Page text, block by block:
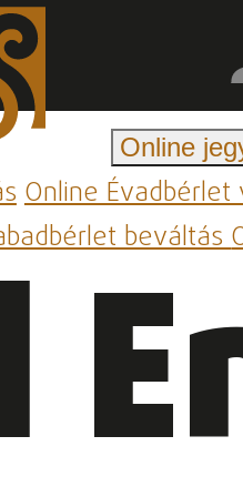
Online
Online
beváltás